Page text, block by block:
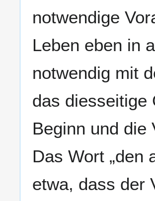
notwendige
Leben eben in
notwendig mit
das diesseitige
Beginn und die
Das Wort „den
etwa, dass der